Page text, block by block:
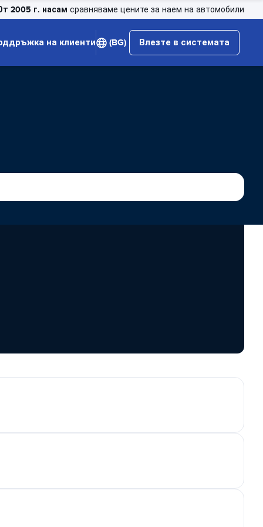
2005 г. насам сравняваме цените за наем на автомобили
на клиенти (BG) Влезте в системата